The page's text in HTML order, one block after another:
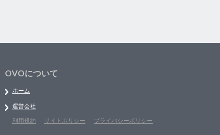
OVOについて
ホーム
運営会社
利用規約
サイトポリシー プライバシーポリシー